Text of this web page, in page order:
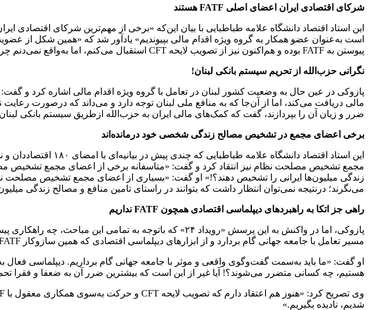
شرکای اقتصادی ایران اعضای اصلی FATF هستند
پیوستن به FATF بوده و هم‌اکنون نیز از تصویب لایحه CFT استقبال می‌کنم، اما به‌واقع نمی‌دنم چرا در تمام این سال‌ها تعلل شده است؟!»
نگرانی حزب‌الله از تحریم سیستم بانکی لبنان!
پازوکی در عین حال به وضعیت کشور لبنان در تعامل با گروه ویژه اقدام مالی اشاره کرد و
مالی دریافت می‌کند، اما از آن‌جا که به منافع ملی لبنان توجه دارد و می‌داند که درصورت رعایت
ضرر و زیان آن را بپردازند، گفت که کمک‌های مالی ایران به حزب‌الله ازطریق سیستم بانکی
برخی اعضای مجمع در تشخیص مصالح زندگی شخصی خود درمانده‌اند
این استاد اقتصاد
مجمع تشخیص مصلحت نظام نیز انتقاد کرد و گفت: «متاسفانه برخی از اعضای مجمع
زندگی میلیون‌ها ایرانی را تشخیص دهند؟!» او گفت: «بسیاری از اعضای مجمع تشخیص مصلحت
می‌نگرند؛ درنتیجه نمی‌توان انتظار داشت که بتوانند در راستای تامین منافع و مصالح زندگی
راهی جز اتکا به راهبرد‌های دیپلماسی اقتصادی همچون FATF نداریم
پازوکی، اما در واکنش به این پرسش «رویداد ۲۴» که باتوجه به
مسیر تعامل با جامعه جهانی گام بردارد و از ابزار‌های دیپلماسی اقتصادی که همین سازوکار FATF هم یکی از آنهاست، استفاده کند.»
او گفت: «ما باید به‌سمت گفت‌وگوی واقعی و موثر با جامعه جهانی گام برداریم. دیپلماسی
هستیم، چه کسانی متضرر می‌شوند؟! آیا غیر از این است که بیشترین ضرر آن به ضعفا و فقرا
شدیم، نادیده بگیریم.»